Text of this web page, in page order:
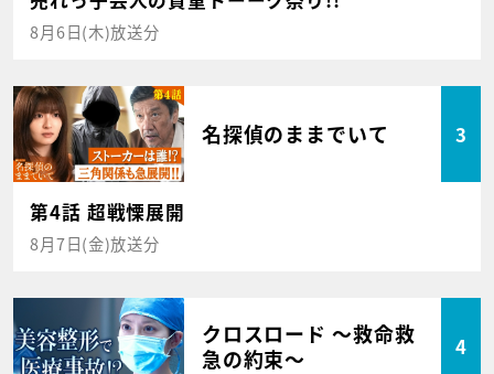
8月6日(木)放送分
名探偵のままでいて 3
第4話 超戦慄展開
8月7日(金)放送分
クロスロード ～救命救
急の約束～
4